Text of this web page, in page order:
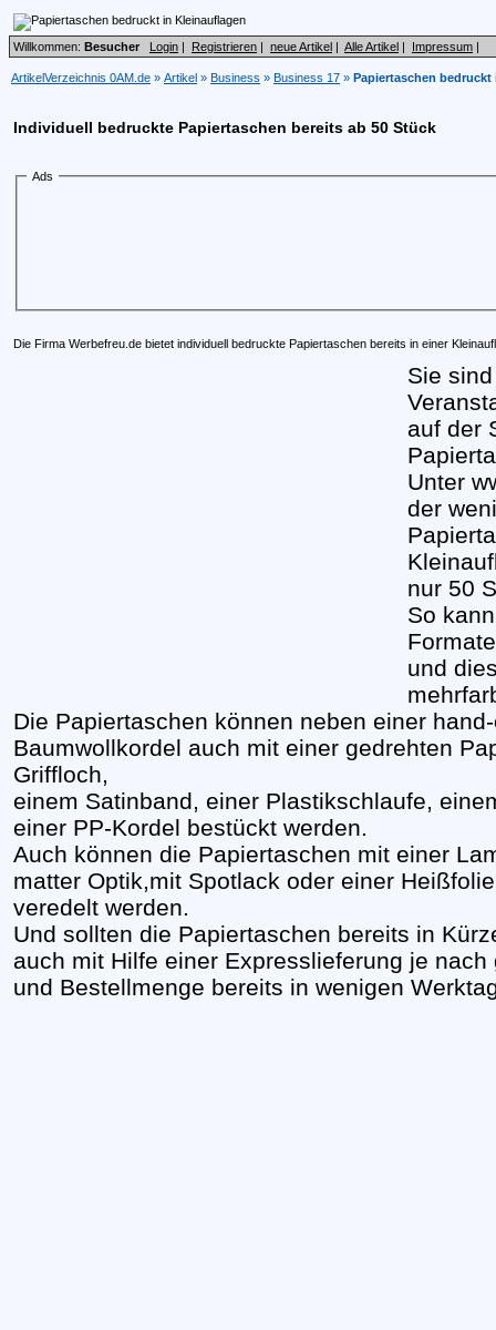
Willkommen: Besucher Login | Registrieren | neue Artikel | Alle Artikel | Impressum |
ArtikelVerzeichnis 0AM.de » Artikel » Business » Business 17 » Papiertaschen
Individuell bedruckte Papiertaschen bereits ab 50 Stück
Ads
Die Firma Werbefreu.de bietet individuell bedruckte Papiertaschen bereits in einer
Sie
auf der
Unter
der
nur 50
So
und
Die Papiertaschen können neben einer
Baumwollkordel auch mit einer gedrehten
Griffloch,
einem Satinband, einer Plastikschlaufe,
einer PP-Kordel bestückt werden.
Auch können die Papiertaschen mit einer
matter Optik,mit Spotlack oder einer
veredelt werden.
Und sollten die Papiertaschen bereits in
auch mit Hilfe einer Expresslieferung je
und Bestellmenge bereits in wenigen